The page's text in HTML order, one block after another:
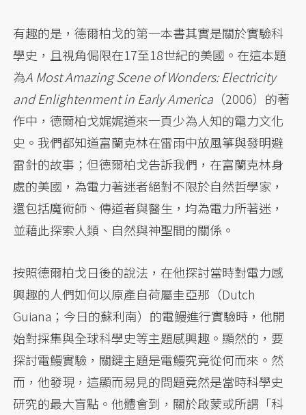
有趣的是，德爾柏戈的第一本書其實是關於實驗科
學史，且視角侷限在17至18世紀的美國。在這本題
為A Most Amazing Scene of Wonders: Electricity
and Enlightenment in Early America （2006）的著
作中，德爾柏戈娓娓道來一頁少為人知的電力文化
史。我們都知道富蘭克林在雷雨中放風箏與發明避
雷針的故事；但德爾柏戈告訴我們，在富蘭克林身
處的美國，為電力著迷者絕對不限於自然哲學家，
還包括魔術師、傳道者與醫生，均為電力所著迷，
並藉此探索人類、自然與神聖間的關係。
按照德爾柏戈日後的說法，在他探討當時對電力感
興趣的人們如何以原產自荷屬圭亞那（Dutch
Guiana；今日的蘇利南）的電鰻進行實驗時，他開
始對採集與全球科學史等主題感興趣。顯然的，要
探討電鰻實驗，關鍵主題是電鰻究竟從何而來。然
而，他發現，這顯而易見的問題竟然是當時科學史
研究的最大盲點。他體會到，關於啟蒙或所謂「科